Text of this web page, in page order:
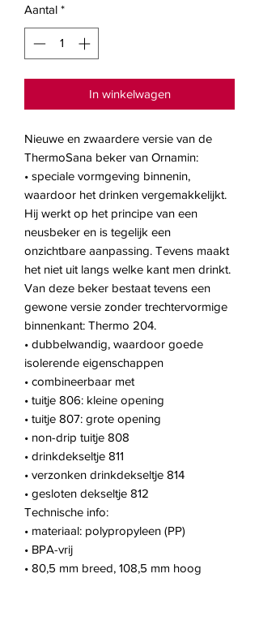
Aantal *
In winkelwagen
Nieuwe en zwaardere versie van de
ThermoSana beker van Ornamin:
• speciale vormgeving binnenin,
waardoor het drinken vergemakkelijkt.
Hij werkt op het principe van een
neusbeker en is tegelijk een
onzichtbare aanpassing. Tevens maakt
het niet uit langs welke kant men drinkt.
Van deze beker bestaat tevens een
gewone versie zonder trechtervormige
binnenkant: Thermo 204.
• dubbelwandig, waardoor goede
isolerende eigenschappen
• combineerbaar met
• tuitje 806: kleine opening
• tuitje 807: grote opening
• non-drip tuitje 808
• drinkdekseltje 811
• verzonken drinkdekseltje 814
• gesloten dekseltje 812
Technische info:
• materiaal: polypropyleen (PP)
• BPA-vrij
• 80,5 mm breed, 108,5 mm hoog